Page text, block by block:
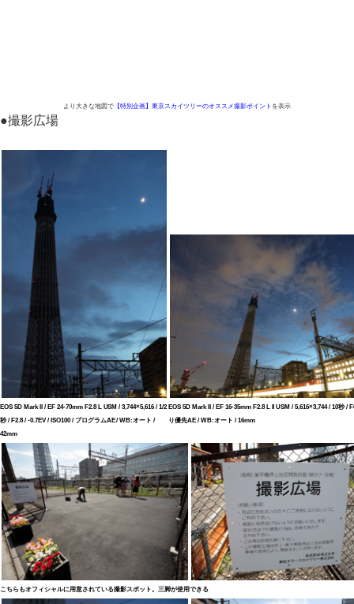
より大きな地図で 【特別企画】東京スカイツリーのオススメ撮影ポイント を表示
●撮影広場
EOS 5D Mark II / EF 24-70mm F2.8 L USM / 3,744×5,616 / 1/2
秒 / F2.8 / -0.7EV / ISO100 / プログラムAE / WB:オート /
42mm
EOS 5D Mark II / EF 16-35mm F2.8 L II USM / 5,616×3,744 / 10秒 /
り優先AE / WB:オート / 16mm
こちらもオフィシャルに用意されている撮影スポット。三脚が使用できる